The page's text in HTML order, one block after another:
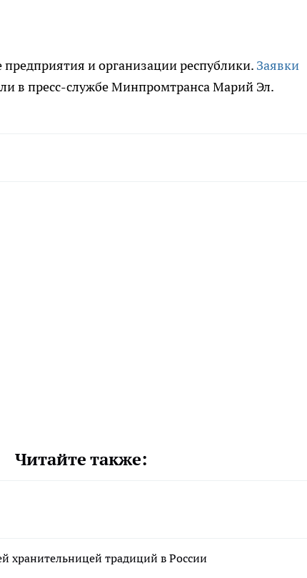
предприятия и организации республики. Заявки
в пресс-службе Минпромтранса Марий Эл.
Читайте также:
традиций в России